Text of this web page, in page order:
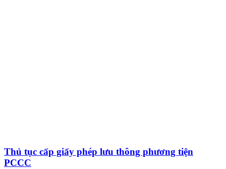
Thủ tục cấp giấy phép lưu thông phương tiện
PCCC